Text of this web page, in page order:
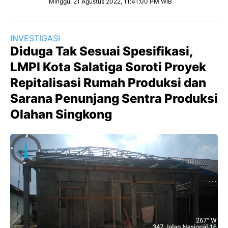
INVESTIGASI
Diduga Tak Sesuai Spesifikasi,
LMPI Kota Salatiga Soroti Proyek
Repitalisasi Rumah Produksi dan
Sarana Penunjang Sentra Produksi
Olahan Singkong